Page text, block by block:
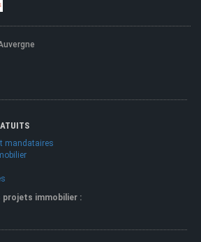
mandataires
projets immobilier :